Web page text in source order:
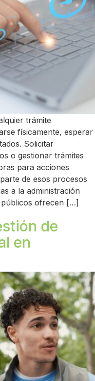
trámite
físicamente, esperar
Solicitar
o gestionar trámites
para acciones
de esos procesos
a la administración
públicos ofrecen […]
de
en